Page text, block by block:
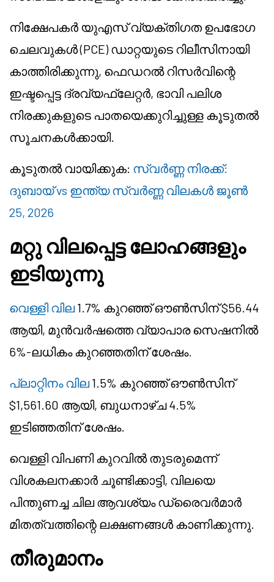
നിക്ഷേപകർ യുഎസ് വ്യക്തിഗത ഉപഭോഗ
ചെലവുകൾ (PCE) ഡാറ്റയുടെ റിലീസിനായി
കാത്തിരിക്കുന്നു, ഫെഡറൽ റിസർവിന്റെ
ഇഷ്ടപ്പെട്ട ദ്രവ്യഫ്ലേറ്റർ, ഭാവി പലിശ
നിരക്കുകളുടെ പാതയെക്കുറിച്ചുള്ള കൂടുതൽ
സൂചനകൾക്കായി.
കൂടുതൽ വായിക്കുക: സ്വർണ്ണ നിരക്ക്:
ദുബായ് vs ഇന്ത്യ സ്വർണ്ണ വിലകൾ ജൂൺ
25, 2026
മറ്റു വിലപ്പെട്ട ലോഹങ്ങളും
ഇടിയുന്നു
വെള്ളി വില1.7% കുറഞ്ഞ് ഔൺസിന് $56.44
ആയി, മുൻവർഷത്തെ വ്യാപാര സെഷനിൽ
6%-ലധികം കുറഞ്ഞതിന് ശേഷം.
പ്ലാറ്റിനം വില1.5% കുറഞ്ഞ് ഔൺസിന്
$1,561.60 ആയി, ബുധനാഴ്ച 4.5%
ഇടിഞ്ഞതിന് ശേഷം.
വെള്ളി വിപണി കുറവിൽ തുടരുമെന്ന്
വിശകലനക്കാർ ചൂണ്ടിക്കാട്ടി, വിലയെ
പിന്തുണച്ച ചില ആവശ്യം ഡ്രൈവർമാർ
മിതത്വത്തിന്റെ ലക്ഷണങ്ങൾ കാണിക്കുന്നു.
തീരുമാനം